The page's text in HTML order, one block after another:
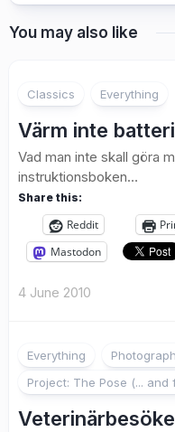
You may also like
Classics Everything
Värm inte
Vad man inte skall göra
instruktionsboken…
Share this:
Reddit
Mastodon
4 June 2010
Everything
Project: The Pose (... and